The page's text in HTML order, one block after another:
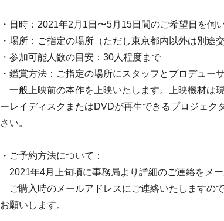
・日時：2021年2月1日〜5月15日間のご希望日を伺
・場所：ご指定の場所（ただし東京都内以外は別途
・参加可能人数の目安：30人程度まで
・鑑賞方法：ご指定の場所にスタッフとプロデュー
一般上映前の本作を上映いたします。上映機材は
ーレイディスクまたはDVDが再生できるプロジェク
さい。
・ご予約方法について：
2021年4月上旬頃に事務局より詳細のご連絡をメー
ご購入時のメールアドレスにご連絡いたしますの
お願いします。